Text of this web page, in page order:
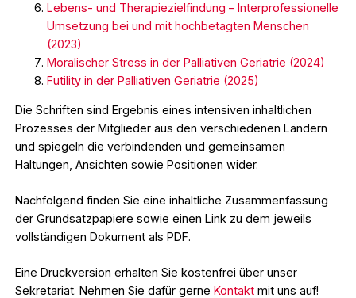
Lebens- und Therapiezielfindung – Interprofessionelle
Umsetzung bei und mit hochbetagten Menschen
(2023)
Moralischer Stress in der Palliativen Geriatrie (2024)
Futility in der Palliativen Geriatrie (2025)
Die Schriften sind Ergebnis eines intensiven inhaltlichen
Prozesses der Mitglieder aus den verschiedenen Ländern
und spiegeln die verbindenden und gemeinsamen
Haltungen, Ansichten sowie Positionen wider.
Nachfolgend finden Sie eine inhaltliche Zusammenfassung
der Grundsatzpapiere sowie einen Link zu dem jeweils
vollständigen Dokument als PDF.
Eine Druckversion erhalten Sie kostenfrei über unser
Sekretariat. Nehmen Sie dafür gerne Kontaktmit uns auf!